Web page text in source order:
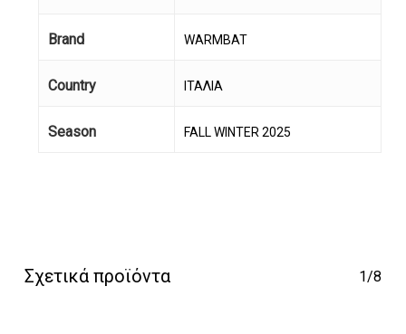
Κανένα προϊόν στο
Brand WARMBAT
Country ΙΤΑΛΙΑ
Season FALL WINTER 2025
Σχετικά προϊόντα 1/8